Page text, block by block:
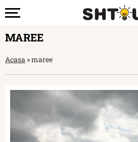
MAREE
Acasa »maree